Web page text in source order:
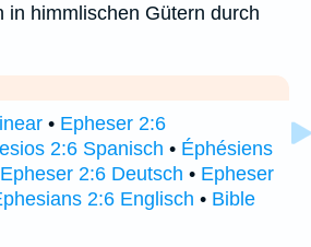
in himmlischen Gütern durch
• Epheser 2:6
2:6 Spanisch • Éphésiens
Epheser 2:6 Deutsch • Epheser
2:6 Englisch • Bible